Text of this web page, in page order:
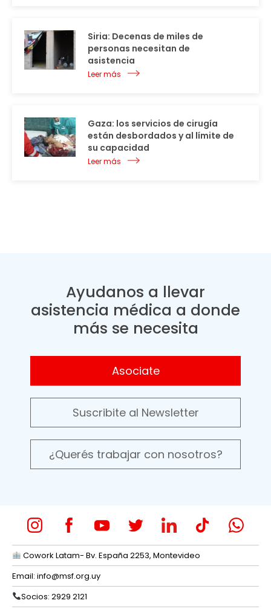
Siria: Decenas de miles de
personas necesitan de
asistencia
Leer más
Gaza: los servicios de cirugía
están desbordados y al límite de
su capacidad
Leer más
Ayudanos a llevar
asistencia médica a donde
más se necesita
Asociate
Suscribite al Newsletter
¿Querés trabajar con nosotros?
Cowork Latam- Bv. España 2253, Montevideo
Email: info@msf.org.uy
Socios: 2929 2121